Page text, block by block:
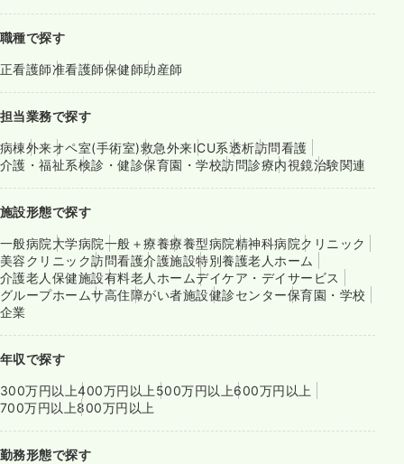
職種で探す
正看護師准看護師保健師助産師
担当業務で探す
病棟外来オペ室(手術室)救急外来ICU系透析訪問看護
介護・福祉系検診・健診保育園・学校訪問診療内視鏡治験関連
施設形態で探す
一般病院大学病院一般＋療養療養型病院精神科病院クリニック
美容クリニック訪問看護介護施設特別養護老人ホーム
介護老人保健施設有料老人ホームデイケア・デイサービス
グループホームサ高住障がい者施設健診センター保育園・学校
企業
年収で探す
300万円以上400万円以上500万円以上600万円以上
700万円以上800万円以上
勤務形態で探す